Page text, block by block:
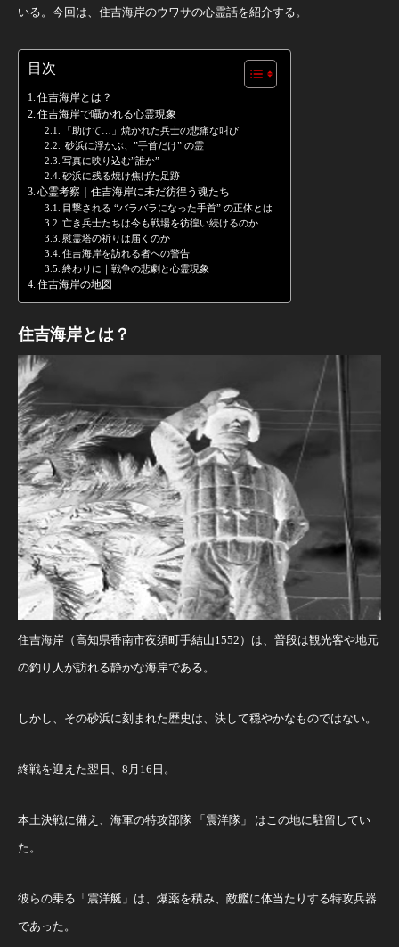
いる。今回は、住吉海岸のウワサの心霊話を紹介する。
目次
住吉海岸とは？
住吉海岸で囁かれる心霊現象
「助けて…」焼かれた兵士の悲痛な叫び
砂浜に浮かぶ、”手首だけ” の霊
写真に映り込む”誰か”
砂浜に残る焼け焦げた足跡
心霊考察｜住吉海岸に未だ彷徨う魂たち
目撃される “バラバラになった手首” の正体とは
亡き兵士たちは今も戦場を彷徨い続けるのか
慰霊塔の祈りは届くのか
住吉海岸を訪れる者への警告
終わりに｜戦争の悲劇と心霊現象
住吉海岸の地図
住吉海岸とは？
住吉海岸（高知県香南市夜須町手結山1552）は、普段は観光客や地元
の釣り人が訪れる静かな海岸である。
しかし、その砂浜に刻まれた歴史は、決して穏やかなものではない。
終戦を迎えた翌日、8月16日。
本土決戦に備え、海軍の特攻部隊 「震洋隊」 はこの地に駐留してい
た。
彼らの乗る「震洋艇」は、爆薬を積み、敵艦に体当たりする特攻兵器
であった。